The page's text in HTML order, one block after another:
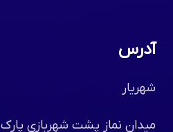
آدرس
شهریار
میدان نماز پشت شهربازی پارک ۲۲بهمن